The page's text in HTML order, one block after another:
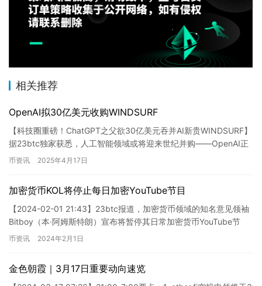
相关推荐
OpenAI拟30亿美元收购WINDSURF
【科技圈重磅！ChatGPT之父欲30亿美元吞并AI新贵WINDSURF】
据23btc独家获悉，人工智能领域或将迎来世纪并购——OpenAI正
密谋以高达30亿美元天价收购新兴技术公…
币资讯 2025年4月17日
加密货币KOL将停止每日加密YouTube节目
【2024-02-01 21:43】23btc报道，加密货币领域的知名意见领袖
Bitboy（本·阿姆斯特朗）宣布将暂停其日常加密货币YouTube节
目。他表示，出于种种原因，包括法…
币资讯 2024年2月1日
金色朝霞｜3月17日重要动向速览